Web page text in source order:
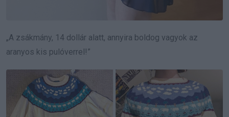
„A zsákmány, 14 dollár alatt, annyira boldog vagyok az
aranyos kis pulóverrel!”